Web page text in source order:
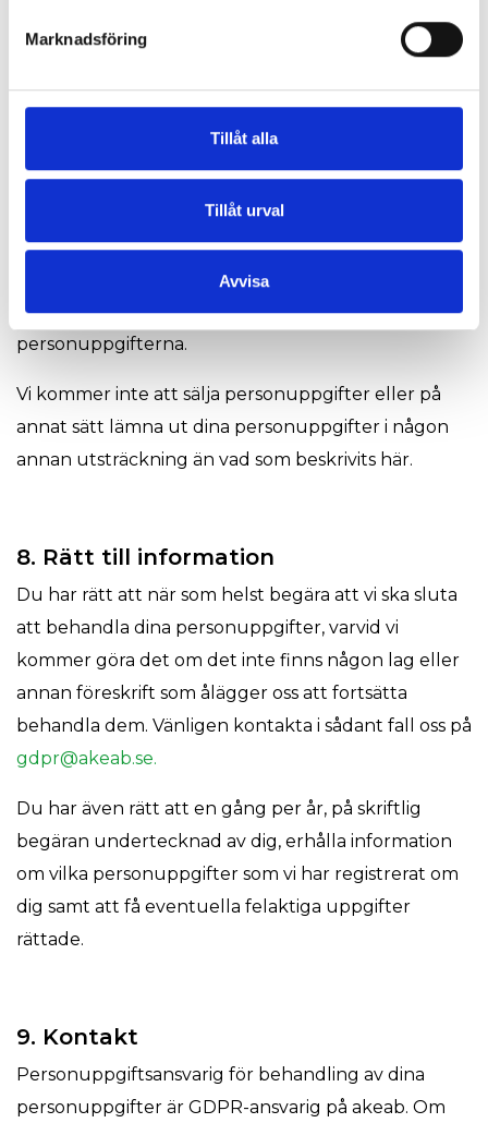
Marknadsföring
Tillåt alla
Tillåt urval
Avvisa
Vi kan anlita externa samarbetspartners att utföra
med marknadsföring, analysera data och att
tillhandahålla tjänster. Utförandet av dessa
uppgifter kan innebära att våra samarbetspartners,
både inom EU och utom EU, får tillgång till dina
personuppgifter. Bolag som hanterar
personuppgifter för vår räkning åläggs alltid att
säkerställa en hög skyddsnivå för
personuppgifterna.
Vi kommer inte att sälja personuppgifter eller på
annat sätt lämna ut dina personuppgifter i någon
annan utsträckning än vad som beskrivits här.
8. Rätt till information
Du har rätt att när som helst begära att vi ska sluta
att behandla dina personuppgifter, varvid vi
kommer göra det om det inte finns någon lag eller
annan föreskrift som ålägger oss att fortsätta
behandla dem. Vänligen kontakta i sådant fall oss på
gdpr@akeab.se.
Du har även rätt att en gång per år, på skriftlig
begäran undertecknad av dig, erhålla information
om vilka personuppgifter som vi har registrerat om
dig samt att få eventuella felaktiga uppgifter
rättade.
9. Kontakt
Personuppgiftsansvarig för behandling av dina
personuppgifter är GDPR-ansvarig på akeab. Om